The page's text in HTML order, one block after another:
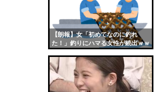
【朗報】女「初めてなのに釣れ
た！」釣りにハマる女性が続出ｗｗ